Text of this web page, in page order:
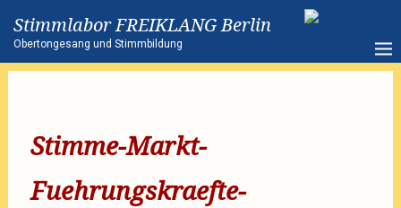
Stimmlabor FREIKLANG Berlin
Obertongesang und Stimmbildung
Stimme-Markt-
Fuehrungskraefte-